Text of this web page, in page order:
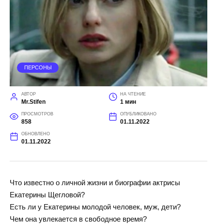
ПЕРСОНЫ
АВТОР
Mr.Stifen
НА ЧТЕНИЕ
1 мин
ПРОСМОТРОВ
858
ОПУБЛИКОВАНО
01.11.2022
ОБНОВЛЕНО
01.11.2022
Что известно о личной жизни и биографии актрисы
Екатерины Щегловой?
Есть ли у Екатерины молодой человек, муж, дети?
Чем она увлекается в свободное время?